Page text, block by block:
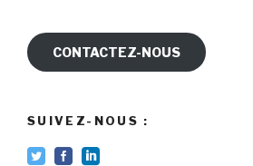
CONTACTEZ-NOUS
SUIVEZ-NOUS :